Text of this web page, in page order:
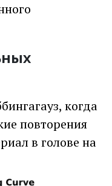
когда
повторения
в голове на